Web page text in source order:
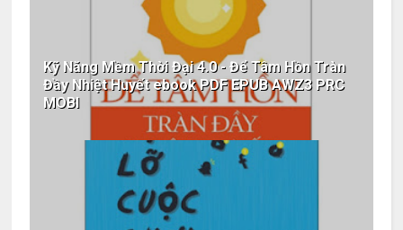
Kỹ Năng Mềm Thời Đại 4.0 - Để Tâm Hồn Tràn
Đầy Nhiệt Huyết ebook PDF EPUB AWZ3 PRC
MOBI